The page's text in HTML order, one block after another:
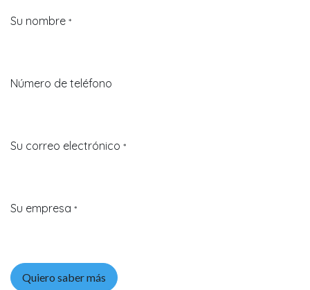
Su nombre *
Número de teléfono
Su correo electrónico *
Su empresa *
Quiero saber más